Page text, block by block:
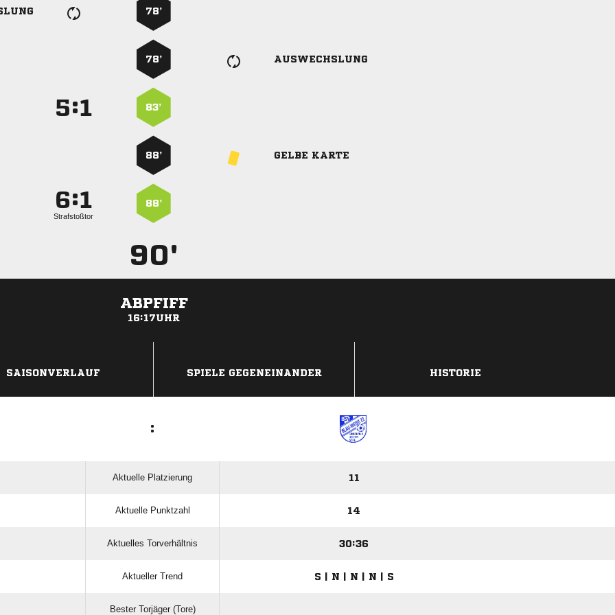
78’
78’ AUSWECHSLUNG
: 83’
88’ GELBE KARTE
:
Strafstoßtor
88’
90'
ABPFIFF
16:17UHR
SAISONVERLAUF SPIELE GEGENEINANDER HISTORIE
:
Aktuelle Platzierung 11
Aktuelle Punktzahl 14
Aktuelles Torverhältnis 30:36
Aktueller Trend S | N | N | N | S
Bester Torjäger (Tore)